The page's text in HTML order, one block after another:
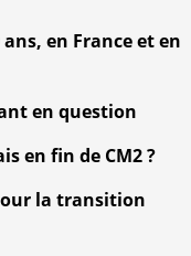
en France et en
en question
en fin de CM2 ?
la transition